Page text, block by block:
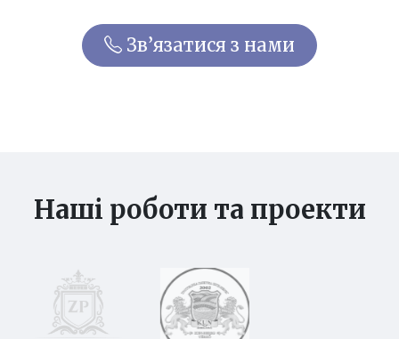
Зв’язатися з нами
Наші роботи та проекти